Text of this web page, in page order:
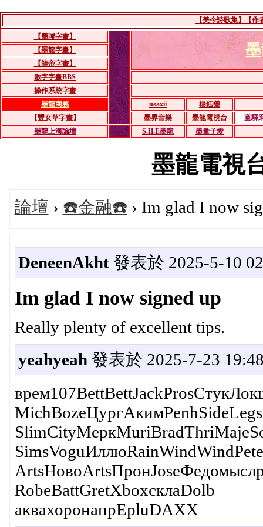
【美今詩歌集】【作
【墨聯字畫】
【墨龍字畫】
【龍帝字畫】
數字字畫BBS
操作系統字畫
墨龍商務
usaxii
楊鈺瑩
【豐女草字畫】
墨界音樂 墨龍電視台
童驛
墨龍上海論壇
S.H.E墨龍 墨量子愛
墨龍電視
論壇 › ☎️金融☎️ › Im glad I now
DeneenAkht發表於 2025-5-10
Im glad I now signed up
Really plenty of excellent tips.
yeahyeah 發表於 2025-7-23
RobeBattGretXboxсклаDolb
аквахоронапрEpluDAXX